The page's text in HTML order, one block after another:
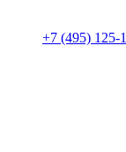
+7 (495) 125-